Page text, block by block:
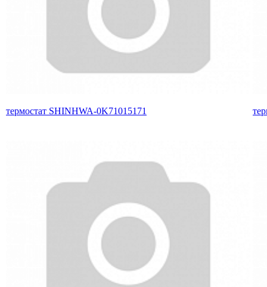
термостат SHINHWA-0K71015171